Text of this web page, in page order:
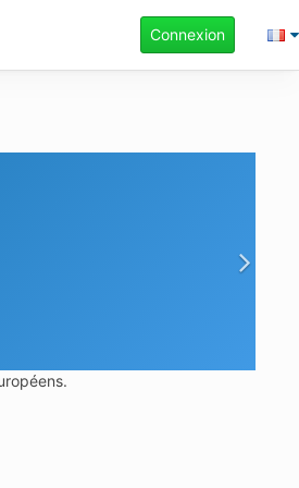
Connexion